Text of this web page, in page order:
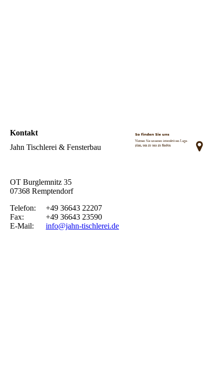
Kontakt
Jahn Tischlerei & Fensterbau
OT Burglemnitz 35
07368 Remptendorf
Telefon: +49 36643 22207
Fax: +49 36643 23590
E-Mail: info@jahn-tischlerei.de